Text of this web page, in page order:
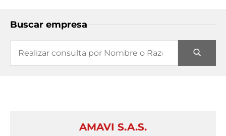
Buscar empresa
AMAVI S.A.S.